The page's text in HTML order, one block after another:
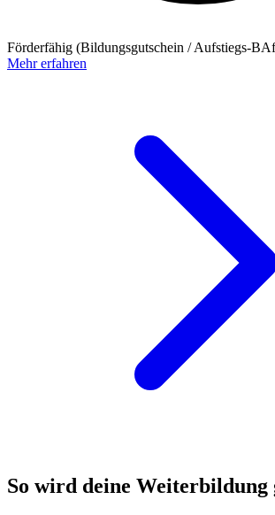
Förderfähig (Bildungsgutschein / Aufstiegs-
Mehr erfahren
So wird deine